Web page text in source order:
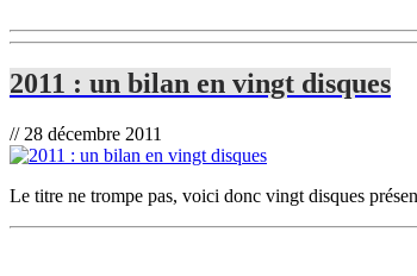
2011 : un bilan en vingt disques
// 28 décembre 2011
Le titre ne trompe pas, voici donc vingt disques